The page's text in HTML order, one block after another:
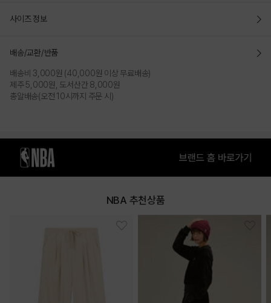
루즈 핏(LOOSE FIT)
DETAIL
유니크한 입체 고주파 시그니처 로고 와펜 포인트
사이즈 정보
배송/교환/반품
배송비 3,000원 (40,000원 이상 무료배송)
제주 5,000원, 도서산간 8,000원
총알배송(오전 10시까지 주문 시)
NBA 추천상품